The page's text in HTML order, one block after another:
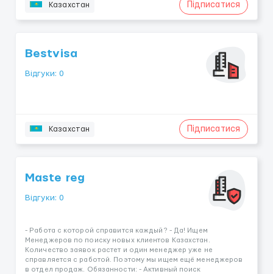
Казахстан Підписатися
Bestvisa
Відгуки: 0
Казахстан Підписатися
Maste reg
Відгуки: 0
- Работа с которой справится каждый? - Да! Ищем
Менеджеров по поиску новых клиентов Казахстан.
Количество заявок растет и один менеджер уже не
справляется с работой. Поэтому мы ищем ещё менеджеров
в отдел продаж. Обязанности: - Активный поиск